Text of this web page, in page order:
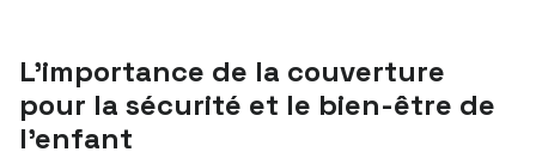
L’importance de la couverture
pour la sécurité et le bien-être de
l’enfant